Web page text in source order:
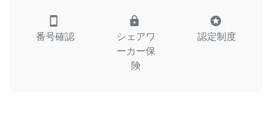
smartphone
番号確認
lock
シェアワ
ーカー保
険
stars
認定制度